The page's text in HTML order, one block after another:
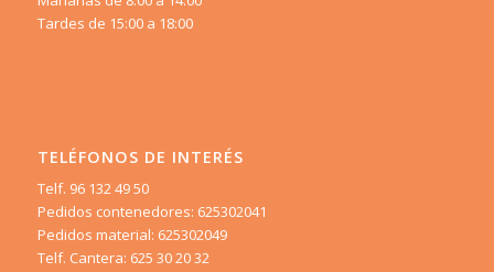
Tardes de 15:00 a 18:00
TELÉFONOS DE INTERÉS
Telf. 96 132 49 50
Pedidos contenedores: 625302041
Pedidos material: 625302049
Telf. Cantera: 625 30 20 32